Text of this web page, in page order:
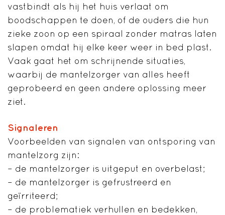
vastbindt als hij het huis verlaat om
boodschappen te doen, of de ouders die hun
zieke zoon op een spiraal zonder matras laten
slapen omdat hij elke keer weer in bed plast.
Vaak gaat het om schrijnende situaties,
waarbij de mantelzorger van alles heeft
geprobeerd en geen andere oplossing meer
ziet.
Signaleren
Voorbeelden van signalen van ontsporing van
mantelzorg zijn:
– de mantelzorger is uitgeput en overbelast;
– de mantelzorger is gefrustreerd en
geïrriteerd;
– de problematiek verhullen en bedekken,